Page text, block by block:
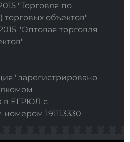
"Торговля по
торговых объектов"
"Оптовая торговля
зарегистрировано
в ЕГРЮЛ с
191113330